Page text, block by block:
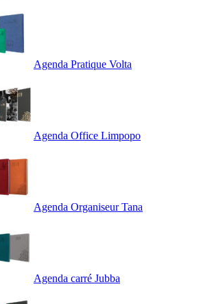
Agenda Pratique Volta
Agenda Office Limpopo
Agenda Organiseur Tana
Agenda carré Jubba